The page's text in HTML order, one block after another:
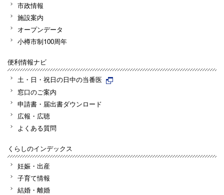
市政情報
施設案内
オープンデータ
小樽市制100周年
便利情報ナビ
土・日・祝日の日中の当番医
窓口のご案内
申請書・届出書ダウンロード
広報・広聴
よくある質問
くらしのインデックス
妊娠・出産
子育て情報
結婚・離婚